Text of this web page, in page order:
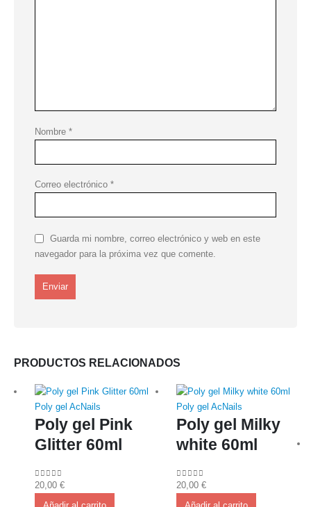
Nombre *
Correo electrónico *
Guarda mi nombre, correo electrónico y web en este
navegador para la próxima vez que comente.
PRODUCTOS RELACIONADOS
Poly gel AcNails
Poly gel Pink
Glitter 60ml
0out of 5
20,00 €
Poly gel AcNails
Poly gel Milky
white 60ml
0out of 5
20,00 €